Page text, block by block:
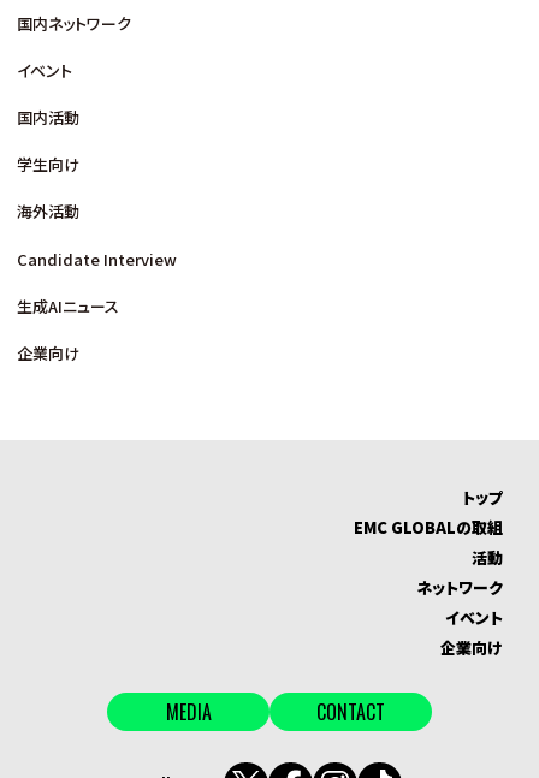
国内ネットワーク
イベント
国内活動
学生向け
海外活動
Candidate Interview
生成AIニュース
企業向け
トップ
EMC GLOBALの取組
活動
ネットワーク
イベント
企業向け
MEDIA CONTACT